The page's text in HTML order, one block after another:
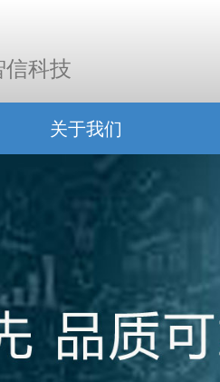
信科技
关于我们